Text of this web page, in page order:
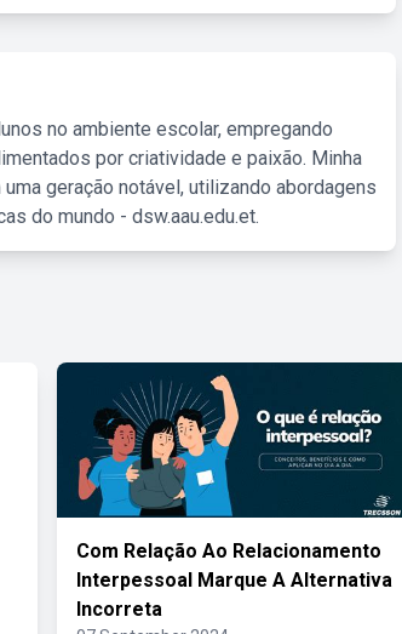
no ambiente escolar, empregando
por criatividade e paixão. Minha
geração notável, utilizando abordagens
do mundo - dsw.aau.edu.et.
Com Relação Ao Relacionamento
Interpessoal Marque A Alternativa
Incorreta